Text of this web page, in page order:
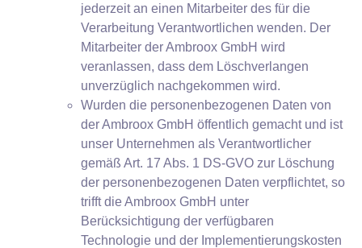
jederzeit an einen Mitarbeiter des für die
Verarbeitung Verantwortlichen wenden. Der
Mitarbeiter der Ambroox GmbH wird
veranlassen, dass dem Löschverlangen
unverzüglich nachgekommen wird.
Wurden die personenbezogenen Daten von
der Ambroox GmbH öffentlich gemacht und ist
unser Unternehmen als Verantwortlicher
gemäß Art. 17 Abs. 1 DS-GVO zur Löschung
der personenbezogenen Daten verpflichtet, so
trifft die Ambroox GmbH unter
Berücksichtigung der verfügbaren
Technologie und der Implementierungskosten